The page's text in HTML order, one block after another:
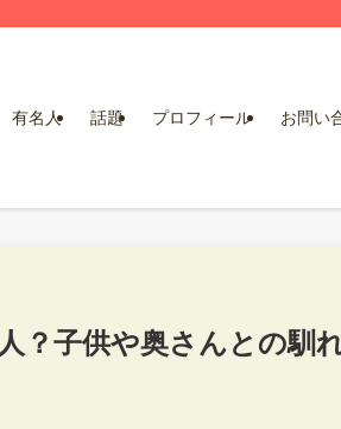
有名人 話題 プロフィール お問い
？子供や奥さんとの馴